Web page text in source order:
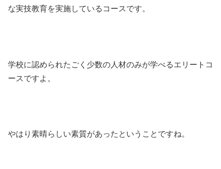
な実技教育を実施しているコースです。
学校に認められたごく少数の人材のみが学べるエリートコ
ースですよ。
やはり素晴らしい素質があったということですね。